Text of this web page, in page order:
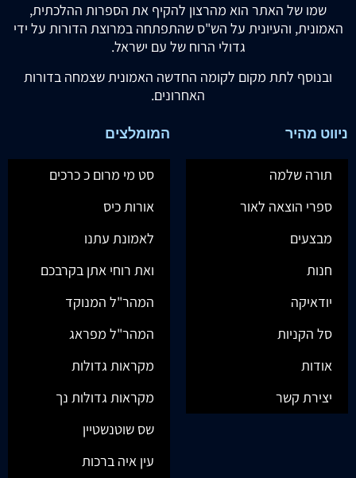
שמו של האתר הוא מהרצון להקיף את הספרות ההלכתית,
האמונית, והעיונית על הש"ס שהתפתחה במרוצת הדורות על ידי
גדולי הרוח של עם ישראל.
ובנוסף לתת מקום לקומה החדשה האמונית שצמחה בדורות
האחרונים.
ניווט מהיר
תורה שלמה
ספרי הוצאה לאור
מבצעים
חנות
יודאיקה
סל הקניות
אודות
יצירת קשר
המומלצים
סט מי מרום כ כרכים
אורות כיס
לאמונת עתנו
ואת רוחי אתן בקרבכם
המהר"ל המנוקד
המהר"ל מפראג
מקראות גדולות
מקראות גדולות נך
שס שוטנשטיין
עין איה ברכות